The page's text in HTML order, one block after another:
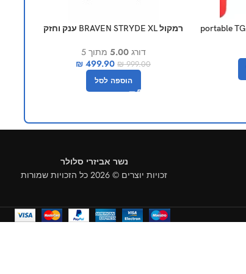
רמקול BRAVEN STRYDE XL ענק וחזק
דורג5.00 מתוך 5
₪999.00
₪ 499.90
הוספה לסל
נשר אביזרי סלולר
זכויות יוצרים © 2026 כל הזכויות שמורות